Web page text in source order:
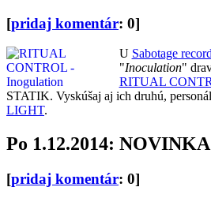
[pridaj komentár: 0]
U Sabotage
"Inoculation"
RITUAL
STATIK. Vyskúšaj aj ich druhú,
LIGHT.
Po 1.12.2014: NOVINKA
[pridaj komentár: 0]